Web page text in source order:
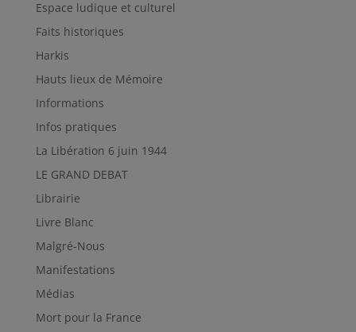
Espace ludique et culturel
Faits historiques
Harkis
Hauts lieux de Mémoire
Informations
Infos pratiques
La Libération 6 juin 1944
LE GRAND DEBAT
Librairie
Livre Blanc
Malgré-Nous
Manifestations
Médias
Mort pour la France